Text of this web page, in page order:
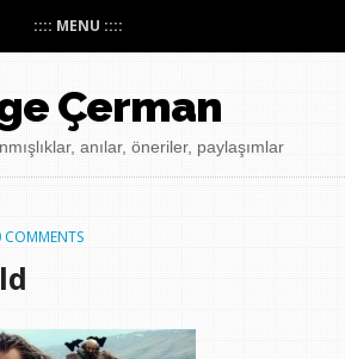
:::: MENU ::::
Çerman
anılar, öneriler, paylaşımlar
COMMENTS